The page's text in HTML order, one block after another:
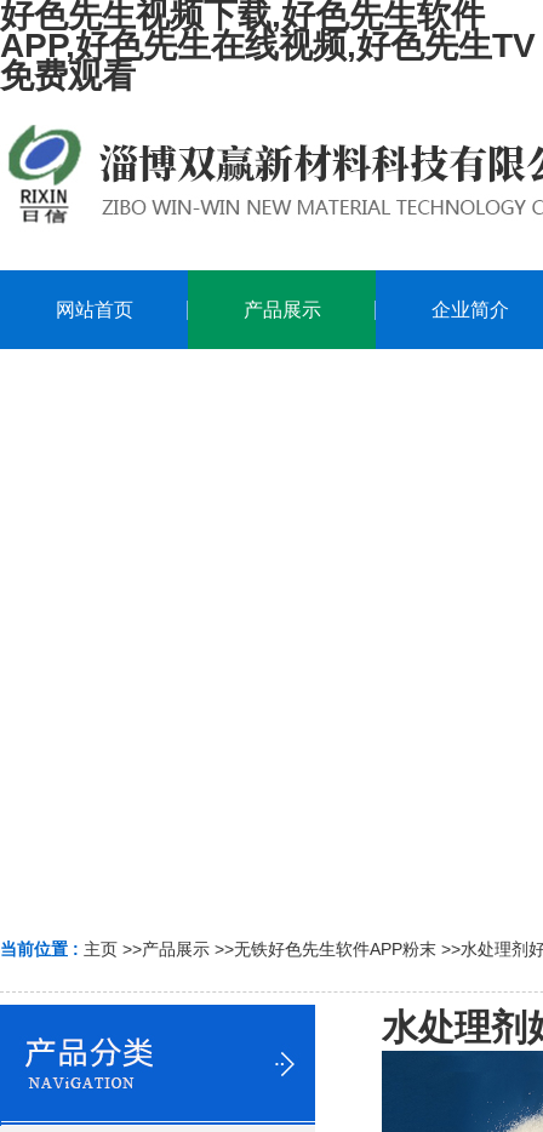
好色先生视频下载,好色先生软件
APP,好色先生在线视频,好色先生TV
免费观看
网站首页 产品展示 企业简介
当前位置 : 主页 >>产品展示 >>无铁好色先生软件APP粉末 >>水处理剂
水处理剂